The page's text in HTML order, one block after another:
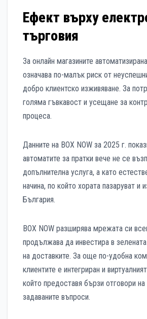
Ефект върху
търговия
За онлайн магазините
означава по-малък риск от
добро клиентско изживяване. За
голяма гъвкавост и усещане за
процеса.
Данните на BOX NOW за 2025 г.
автоматите за пратки вече не се
допълнителна услуга, а като
начина, по който хората пазаруват и
България.
BOX NOW разширява мрежата си
продължава да инвестира в
на доставките. За още по-удобна
клиентите е интегриран и
който предоставя бързи отговори на
задаваните въпроси.